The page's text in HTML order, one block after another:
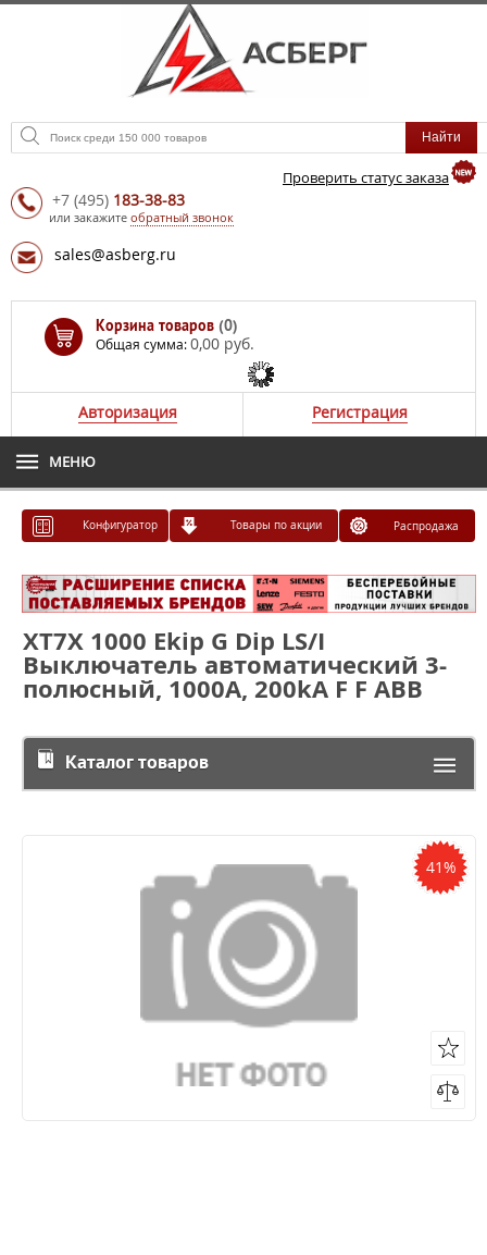
Проверить статус заказа
+7 (495) 183-38-83
или закажите обратный звонок
sales@asberg.ru
Корзина товаров (0)
Общая сумма:0,00 руб.
Авторизация Регистрация
МЕНЮ
Конфигуратор Товары по акции Распродажа
XT7X 1000 Ekip G Dip LS/I
Выключатель автоматический 3-
полюсный, 1000А, 200kA F F ABB
Каталог товаров
41%